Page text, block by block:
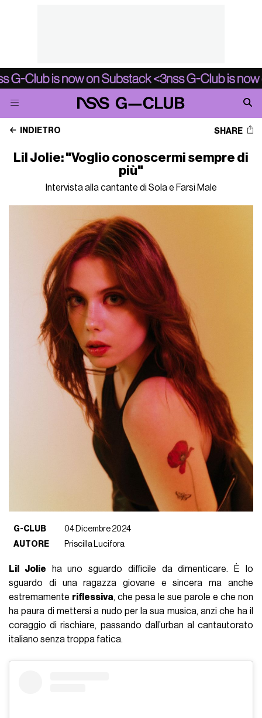
INDIETRO SHARE
Lil Jolie: "Voglio conoscermi sempre di
più"
Intervista alla cantante di Sola e Farsi Male
G-CLUB
04 Dicembre 2024
AUTORE
Priscilla Lucifora
Lil Jolie ha uno sguardo difficile da dimenticare. È lo
sguardo di una ragazza giovane e sincera ma anche
estremamente riflessiva, che pesa le sue parole e che non
ha paura di mettersi a nudo per la sua musica, anzi che ha il
coraggio di rischiare, passando dall’urban al cantautorato
italiano senza troppa fatica.